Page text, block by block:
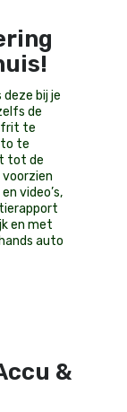
bij je
de
te
te
tot de
video’s,
en met
auto
&